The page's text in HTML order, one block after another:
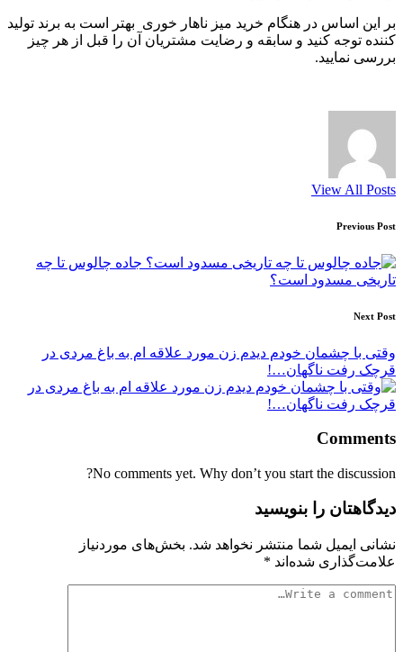
بر این اساس در هنگام خرید میز ناهار خوری بهتر است به برند تولید
کننده توجه کنید و سابقه و رضایت مشتریان آن را قبل از هر چیز
بررسی نمایید.
View All Posts
Post
navigation
Previous Post
جاده چالوس تا چه
تاریخی مسدود است؟
Next Post
وقتی با چشمان خودم دیدم زن مورد علاقه ام به باغ مردی در
قرچک رفت ناگهان…!
Comments
No comments yet. Why don’t you start the discussion?
دیدگاهتان را بنویسید
نشانی ایمیل شما منتشر نخواهد شد. بخش‌های موردنیاز
علامت‌گذاری شده‌اند *